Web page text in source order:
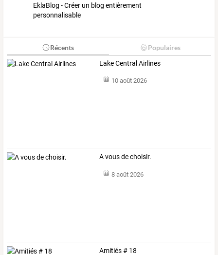
EklaBlog - Créer un blog entièrement
personnalisable
Récents Populaires
Lake Central Airlines
10 août 2026
A vous de choisir.
8 août 2026
Amitiés # 18